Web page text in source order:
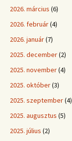
2026. március (6)
2026. február(4)
2026. január(7)
2025. december(2)
2025. november(4)
2025. október(3)
2025. szeptember(4)
2025. augusztus (5)
2025. július (2)